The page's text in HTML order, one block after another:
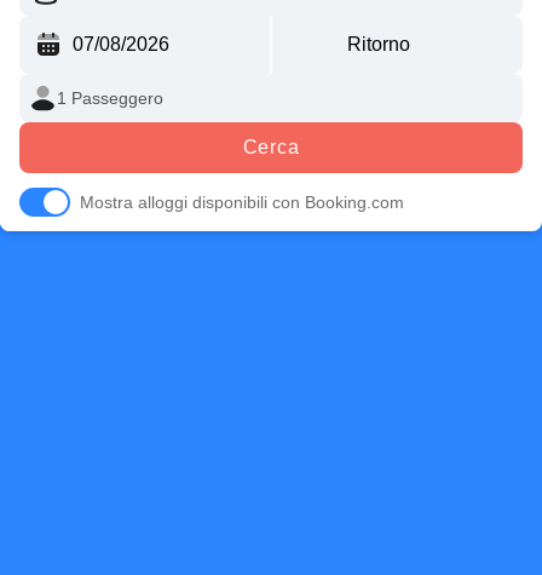
Cerca
Mostra alloggi disponibili con Booking.com